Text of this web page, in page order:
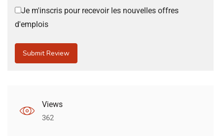
Je m'inscris pour recevoir les nouvelles offres
d'emplois
Views
362